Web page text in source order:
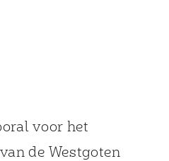
voor het
de Westgoten